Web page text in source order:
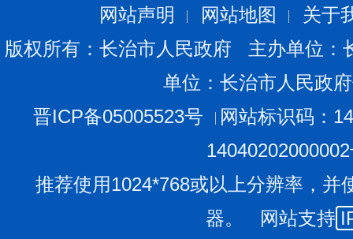
网站声明 网站地图
关于
版权所有：长治市人民政府 主办单位
单位：长治市人民政
晋ICP备05005523号
网站标识码：
推荐使用1024*768或以上分辨率，并
器。 网站支持